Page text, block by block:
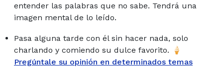
entender las palabras que no sabe. Tendrá una
imagen mental de lo leído.
Pasa alguna tarde con él sin hacer nada, solo
charlando y comiendo su dulce favorito. 🍦
Pregúntale su opinión en determinados temas